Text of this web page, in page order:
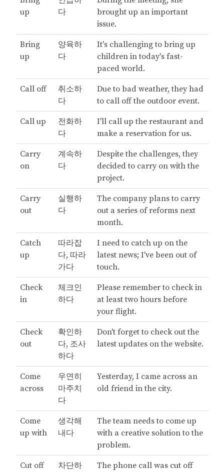
up
다
brought up an important
issue.
Bring
up
양육하
다
It's challenging to bring up
children in today's fast-
paced world.
Call off
취소하
다
Due to bad weather, they had
to call off the outdoor event.
Call up
전화하
다
I'll call up the restaurant and
make a reservation for us.
Carry
on
계속하
다
Despite the challenges, they
decided to carry on with the
project.
Carry
out
실행하
다
The company plans to carry
out a series of reforms next
month.
Catch
up
따라잡
다, 따라
가다
I need to catch up on the
latest news; I've been out of
touch.
Check
in
체크인
하다
Please remember to check in
at least two hours before
your flight.
Check
out
확인하
다, 조사
하다
Don't forget to check out the
latest updates on the website.
Come
across
우연히
마주치
다
Yesterday, I came across an
old friend in the city.
Come
up with
생각해
내다
The team needs to come up
with a creative solution to the
problem.
Cut off
차단하
The phone call was cut off